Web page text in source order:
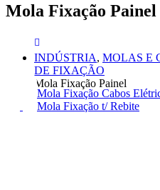
Mola Fixação Painel
INDÚSTRIA, MOLAS E
DE FIXAÇÃO
Mola Fixação Painel
Mola Fixação Cabos
Mola Fixação t/ Rebite